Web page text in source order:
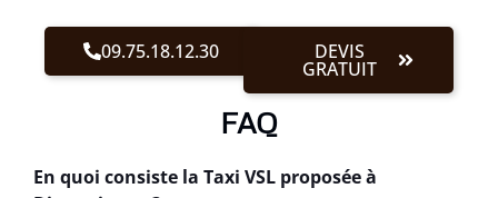
09.75.18.12.30 DEVIS
GRATUIT
FAQ
En quoi consiste la Taxi VSL proposée à